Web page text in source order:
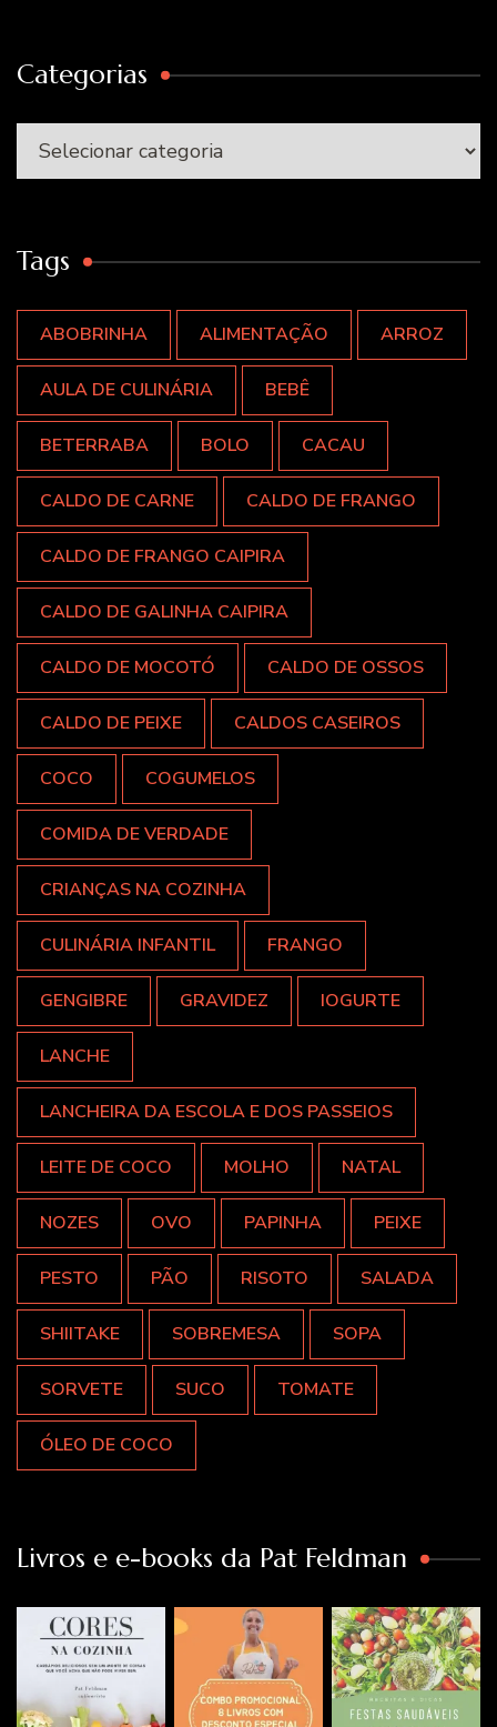
Categorias
Categorias
Tags
ABOBRINHA ALIMENTAÇÃO ARROZ
AULA DE CULINÁRIA BEBÊ
BETERRABA BOLO CACAU
CALDO DE CARNE CALDO DE FRANGO
CALDO DE FRANGO CAIPIRA
CALDO DE GALINHA CAIPIRA
CALDO DE MOCOTÓ CALDO DE OSSOS
CALDO DE PEIXE CALDOS CASEIROS
COCO COGUMELOS
COMIDA DE VERDADE
CRIANÇAS NA COZINHA
CULINÁRIA INFANTIL FRANGO
GENGIBRE GRAVIDEZ IOGURTE
LANCHE
LANCHEIRA DA ESCOLA E DOS PASSEIOS
LEITE DE COCO MOLHO NATAL
NOZES OVO PAPINHA PEIXE
PESTO PÃO RISOTO SALADA
SHIITAKE SOBREMESA SOPA
SORVETE SUCO TOMATE
ÓLEO DE COCO
Livros e e-books da Pat Feldman